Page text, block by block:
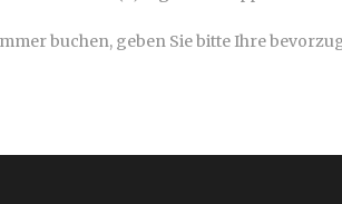
buchen, geben Sie bitte Ihre